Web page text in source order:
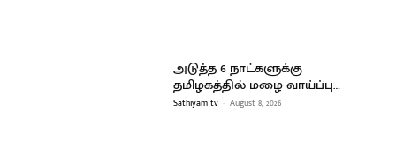
அடுத்த 6 நாட்களுக்கு
தமிழகத்தில் மழை வாய்ப்பு…
Sathiyam tv - August 8, 2026